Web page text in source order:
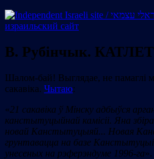
В. Рубінчык.
Шалом-бай! Выглядае, не памаглі
сакавіка. Чытаю:
«21 сакавіка ў Мінску адбыўся
канстытуцыйнай камісіі. Яна
новай Канстытуцыяй... Новая
грунтавацца на базе Канстытуцыі
унесеных на рэферэндуме 1996-га».